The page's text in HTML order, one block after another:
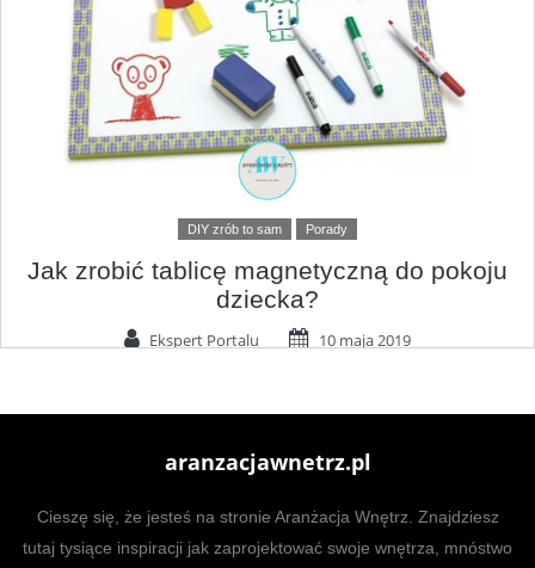
DIY zrób to sam Porady
Jak zrobić tablicę magnetyczną do pokoju
dziecka?
Ekspert Portalu 10 maja 2019
aranzacjawnetrz.pl
Cieszę się, że jesteś na stronie Aranżacja Wnętrz. Znajdziesz
tutaj tysiące inspiracji jak zaprojektować swoje wnętrza, mnóstwo